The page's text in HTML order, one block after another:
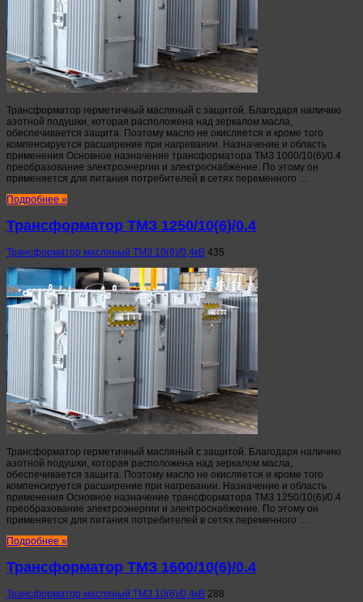
Трансформатор герметичный масляный с защитой. Благодаря наличию
азотной подушки, которая расположена над зеркалом масла,
обеспечивается защита. Поэтому масло не окисляется и кроме того
компенсируется расширение при нагревании. Назначение и область
применения Основное назначение трансформатора ТМЗ 1000/10(6)/0.4
преобразование электроэнергии и электроснабжение. По этому он
применяется для питания потребителей в сетях переменного …
Подробнее »
Трансформатор ТМЗ 1250/10(6)/0.4
Трансформатор масляный ТМЗ 10(6)/0,4кВ 435
Трансформатор герметичный масляный с защитой. Благодаря наличию
азотной подушки, которая расположена над зеркалом масла,
обеспечивается защита. Поэтому масло не окисляется и кроме того
компенсируется расширение при нагревании. Назначение и область
применения Основное назначение трансформатора ТМЗ 1250/10(6)/0.4
преобразование электроэнергии и электроснабжение. По этому он
применяется для питания потребителей в сетях переменного …
Подробнее »
Трансформатор ТМЗ 1600/10(6)/0.4
Трансформатор масляный ТМЗ 10(6)/0,4кВ 288